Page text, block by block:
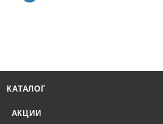
КАТАЛОГ
АКЦИИ